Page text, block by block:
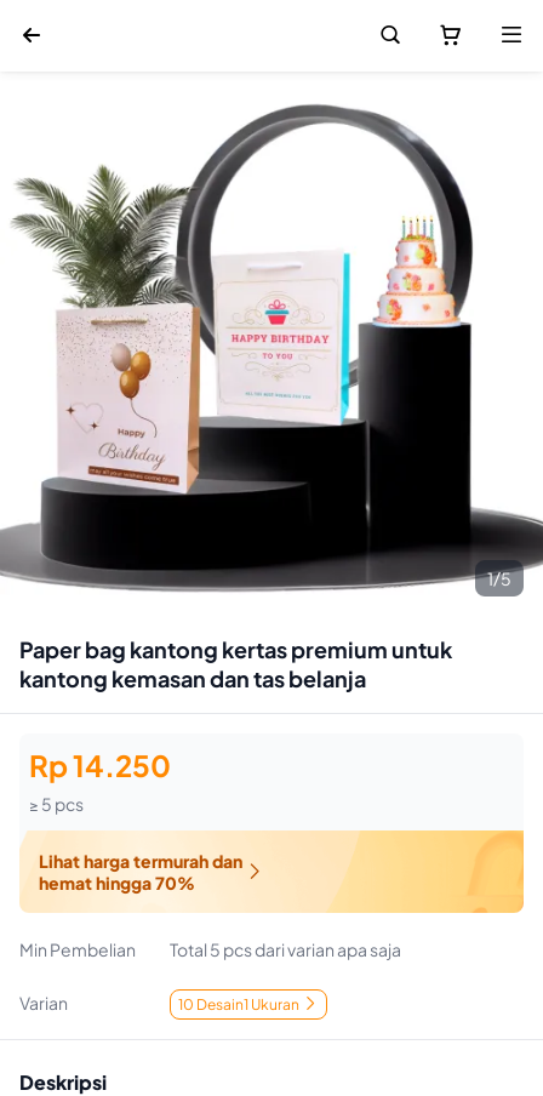
   
1/5
Paper bag kantong kertas premium untuk
kantong kemasan dan tas belanja
Rp 14.250
≥ 5 pcs
Lihat harga termurah dan
hemat hingga 70%

Min Pembelian Total 5 pcs dari varian apa saja
Varian 10 Desain1 Ukuran 
Deskripsi